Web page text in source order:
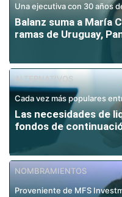
Una ejecutiva con 30 años
Balanz suma a María
ramas de Uruguay,
ALTERNATIVOS
Cada vez más populares
Las necesidades de
fondos de
NOMBRAMIENTOS
Proveniente de MFS